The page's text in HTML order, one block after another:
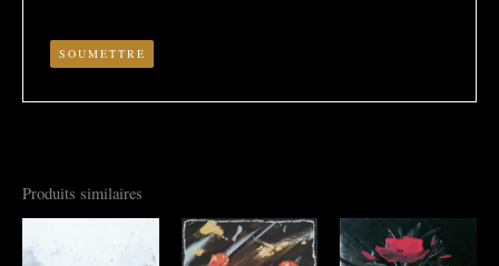
Produits similaires